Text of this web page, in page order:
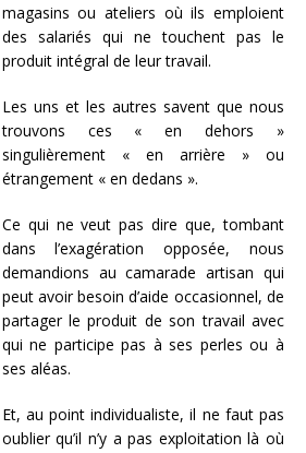
magasins ou ateliers où ils emploient
des salariés qui ne touchent pas le
produit intégral de leur travail.
Les uns et les autres savent que nous
trouvons ces « en dehors »
singulièrement « en arrière » ou
étrangement « en dedans ».
Ce qui ne veut pas dire que, tombant
dans l’exagération opposée, nous
demandions au camarade artisan qui
peut avoir besoin d’aide occasionnel, de
partager le produit de son travail avec
qui ne participe pas à ses perles ou à
ses aléas.
Et, au point individualiste, il ne faut pas
oublier qu’il n’y a pas exploitation là où